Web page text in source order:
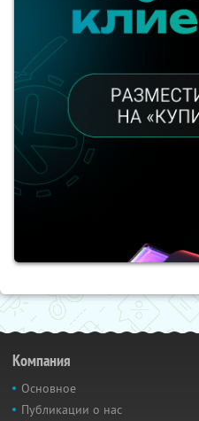
Компания
Основное
Публикации о нас